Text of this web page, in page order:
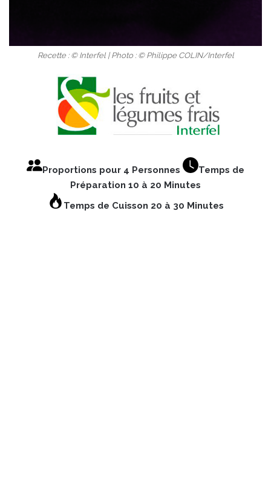
Recette : © Interfel | Photo : © Philippe COLIN/Interfel
Proportions pour 4 Personnes
Temps de
Préparation 10 à 20 Minutes
Temps de Cuisson 20 à 30 Minutes